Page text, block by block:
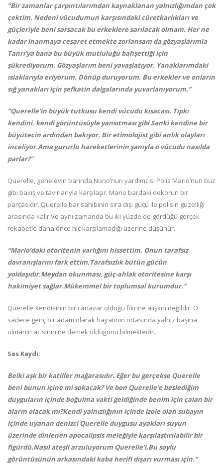
“Bir zamanlar çarpıntılarımdan kaynaklanan yalnızlığımdan çok
çektim. Nedeni vücudumun karşısındaki cüretkarlıkları ve
güçleriyle beni sarsacak bu erkeklere sarılacak olmam. Her ne
kadar inanmaya cesaret etmekte zorlansam da gözyaşlarımla
Tanrı’ya bana bu büyük mutluluğu bahşettiği için
şükrediyorum. Gözyaşlarım beni yavaşlatıyor. Yanaklarımdaki
ıslaklarıyla eriyorum. Dönüp duruyorum. Bu erkekler ve onların
sığ yanakları için şefkatin dalgalarında yuvarlanıyorum.”
“Querelle’in büyük tutkusu kendi vücudu kısacası. Tıpkı
kendini, kendi görüntüsüyle yansıtması gibi Sanki kendine bir
büyütecin ardından bakıyor. Bir etimolojist gibi anlık olayları
inceliyor.Ama gururlu hareketlerinin şanıyla o vücudu nasılda
parlar?”
Querelle, genelevin barında Nono’nun yardımcısı Polis Mario’nun buz
gibi bakış ve tavırlarıyla karşılaşır. Mario bardaki dekorun bir
parçasıdır. Querelle bar sahibinin sıra dışı gücü ile polisin güzelliği
arasında kalır.Ve aynı zamanda bu iki yüzde de gördüğü gerçek
rekabetle daha önce hiç karşılamadığı üzerine düşünür.
“Mario’daki otoritenin varlığını hissettim. Onun tarafsız
davranışlarını fark ettim.Tarafsızlık bütün gücün
yoldaşıdır.Meydan okunması, güç-ahlak otoritesine karşı
hakimiyet sağlar.Mükemmel bir toplumsal kurumdur.”
Querelle kendisinin bir canavar olduğu fikrine alışkın değildir. O
sadece genç bir adam olarak hayatının ortasında yalnız başına
olmanın acısının ne demek olduğunu bilmektedir.
Ses Kaydı:
Belki aşk bir katiller mağarasıdır. Eğer bu gerçekse Querelle
beni bunun içine mi sokacak? Ve ben Querelle’e beslediğim
duyguların içinde boğulma vakti geldiğinde benim için çalan bir
alarm olacak mı?Kendi yalnızlığının içinde izole olan subayın
içinde uyanan denizci Querelle duygusu ayakları suyun
üzerinde dinlenen apocalipsis meleğiyle karşılaştırılabilir bir
figürdü.Nasıl ateşli arzuluyorum Querelle’i.Bu soylu
görüntüsünün arkasındaki kaba herifi dışarı vurması için.”